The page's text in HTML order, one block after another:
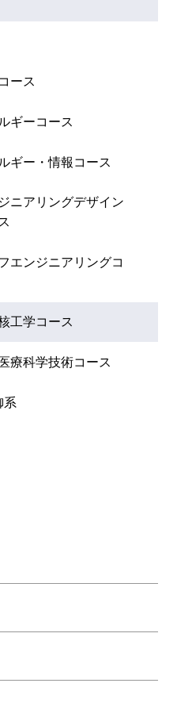
コース
情報卓越コース
ース
ギーコース
ルギー・情報コース
系
星科学コース
命コース
ース
ギーコース
ギー・情報コース
ニアリングデザイン
エンジニアリングコ
工学コース
療科学技術コース
系
ム制御コース
ニアリングデザイン
子コース
ギーコース
ギー・情報コース
信コース
ニアリングデザイン
療科学技術コース
学コース
系